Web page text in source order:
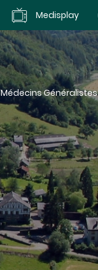
Medisplay
Médecins Généralistes